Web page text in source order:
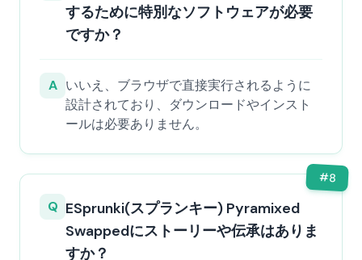
するために特別なソフトウェアが必要
ですか？
A いいえ、ブラウザで直接実行されるように
設計されており、ダウンロードやインスト
ールは必要ありません。
#8
Q ESprunki(スプランキー) Pyramixed
Swappedにストーリーや伝承はありま
すか？